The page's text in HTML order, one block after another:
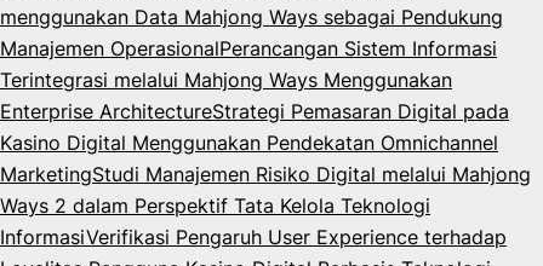
menggunakan Data Mahjong Ways sebagai Pendukung
Manajemen OperasionalPerancangan Sistem Informasi
Terintegrasi melalui Mahjong Ways Menggunakan
Enterprise ArchitectureStrategi Pemasaran Digital pada
Kasino Digital Menggunakan Pendekatan Omnichannel
MarketingStudi Manajemen Risiko Digital melalui Mahjong
Ways 2 dalam Perspektif Tata Kelola Teknologi
InformasiVerifikasi Pengaruh User Experience terhadap